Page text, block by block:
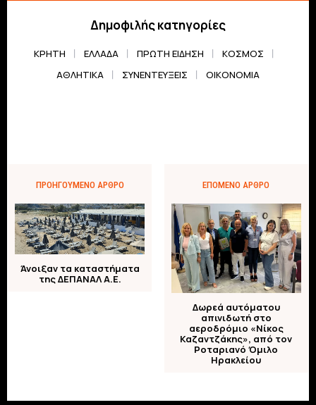
Δημοφιλής κατηγορίες
ΚΡΗΤΗ ΕΛΛΆΔΑ ΠΡΏΤΗ ΕΊΔΗΣΗ
ΚΌΣΜΟΣ
ΑΘΛΗΤΙΚΆ
ΣΥΝΕΝΤΕΎΞΕΙΣ ΟΙΚΟΝΟΜΊΑ
ΠΡΟΗΓΟΎΜΕΝΟ ΆΡΘΡΟ
Άνοιξαν τα καταστήματα
της ΔΕΠΑΝΑΛ Α.Ε.
ΕΠΌΜΕΝΟ ΆΡΘΡΟ
Δωρεά αυτόματου
απινιδωτή στο
αεροδρόμιο «Νίκος
Καζαντζάκης», από τον
Ροταριανό Όμιλο
Ηρακλείου